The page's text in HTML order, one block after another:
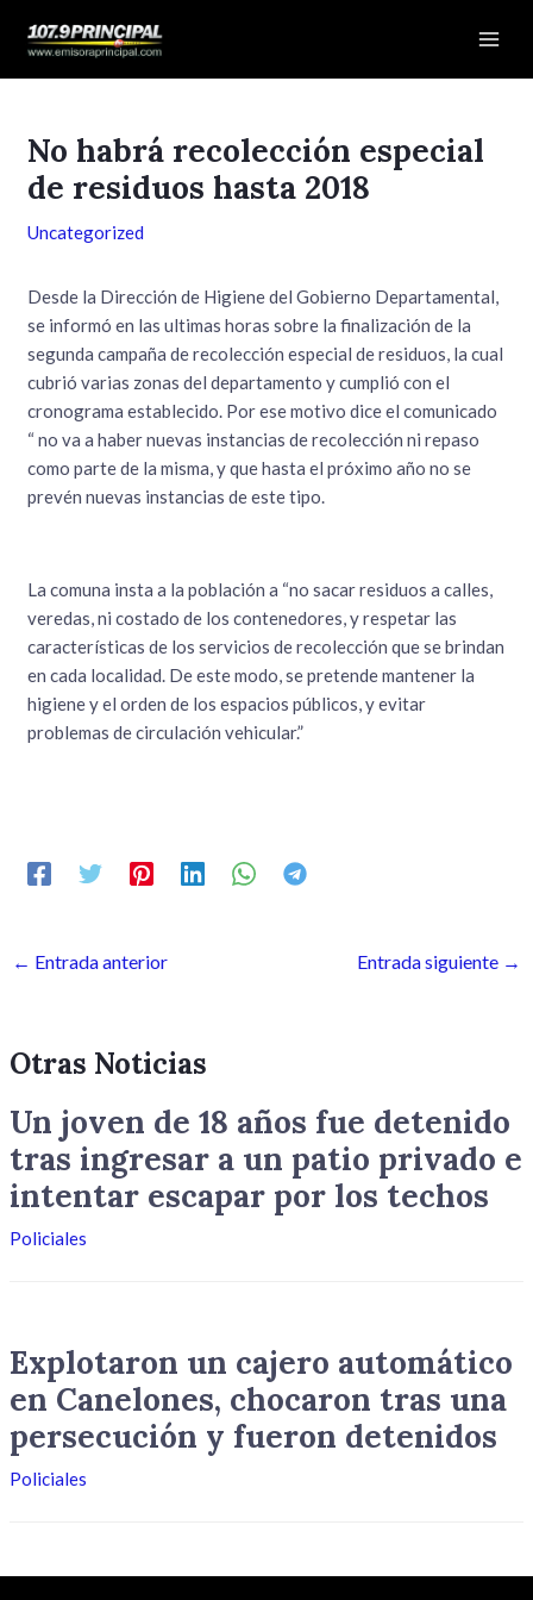
No habrá recolección especial
de residuos hasta 2018
Uncategorized
Desde la Dirección de Higiene del Gobierno Departamental,
se informó en las ultimas horas sobre la finalización de la
segunda campaña de recolección especial de residuos, la cual
cubrió varias zonas del departamento y cumplió con el
cronograma establecido. Por ese motivo dice el comunicado
“ no va a haber nuevas instancias de recolección ni repaso
como parte de la misma, y que hasta el próximo año no se
prevén nuevas instancias de este tipo.
La comuna insta a la población a “no sacar residuos a calles,
veredas, ni costado de los contenedores, y respetar las
características de los servicios de recolección que se brindan
en cada localidad. De este modo, se pretende mantener la
higiene y el orden de los espacios públicos, y evitar
problemas de circulación vehicular.”
de
← Entrada anterior Entrada siguiente →
Otras Noticias
Un joven de 18 años fue detenido
tras ingresar a un patio privado e
intentar escapar por los techos
Policiales
Explotaron un cajero automático
en Canelones, chocaron tras una
persecución y fueron detenidos
Policiales